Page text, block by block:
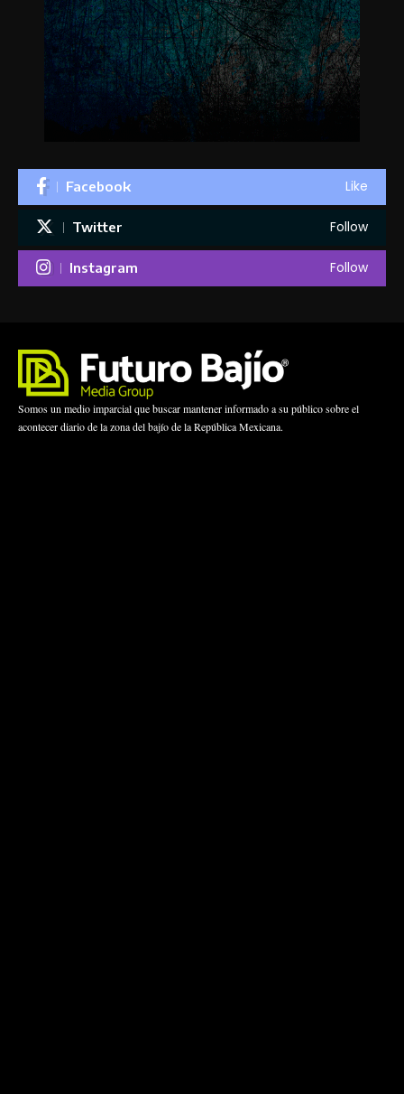
Facebook Like
Twitter Follow
Instagram Follow
Somos un medio imparcial que buscar mantener informado a su público sobre el
acontecer diario de la zona del bajío de la República Mexicana.